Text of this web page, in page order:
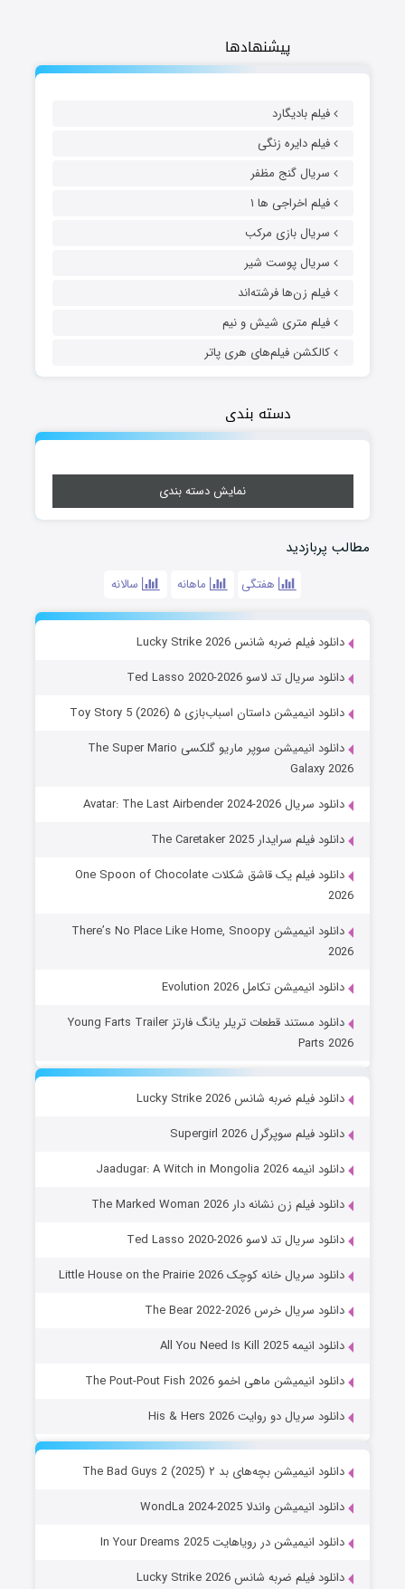
پیشنهادها
فیلم بادیگارد
فیلم دایره زنگی
سریال گنج مظفر
فیلم اخراجی ها ۱
سریال بازی مرکب
سریال پوست شیر
فیلم زن‌ها فرشته‌اند
فیلم متری شیش و نیم
کالکشن فیلم‌های هری پاتر
دسته بندی
نمایش دسته بندی
مطالب پربازدید
هفتگی ماهانه سالانه
دانلود فیلم ضربه شانس Lucky Strike 2026
دانلود سریال تد لاسو Ted Lasso 2020-2026
دانلود انیمیشن داستان اسباب‌بازی ۵ Toy Story 5 (2026)
دانلود انیمیشن سوپر ماریو گلکسی The Super Mario
Galaxy 2026
دانلود سریال Avatar: The Last Airbender 2024-2026
دانلود فیلم سرایدار The Caretaker 2025
دانلود فیلم یک قاشق شکلات One Spoon of Chocolate
دانلود انیمیشن There’s No Place Like Home, Snoopy
دانلود انیمیشن تکامل Evolution 2026
دانلود مستند قطعات تریلر یانگ فارتز Young Farts Trailer
Parts 2026
دانلود فیلم ضربه شانس Lucky Strike 2026
دانلود فیلم سوپرگرل Supergirl 2026
دانلود انیمه Jaadugar: A Witch in Mongolia 2026
دانلود فیلم زن نشانه دار The Marked Woman 2026
دانلود سریال تد لاسو Ted Lasso 2020-2026
دانلود سریال خانه کوچک Little House on the Prairie 2026
دانلود سریال خرس The Bear 2022-2026
دانلود انیمه All You Need Is Kill 2025
دانلود انیمیشن ماهی اخمو The Pout-Pout Fish 2026
دانلود سریال دو روایت His & Hers 2026
دانلود انیمیشن بچه‌های بد ۲ The Bad Guys 2 (2025)
دانلود انیمیشن واندلا WondLa 2024-2025
دانلود انیمیشن در رویاهایت In Your Dreams 2025
دانلود فیلم ضربه شانس Lucky Strike 2026